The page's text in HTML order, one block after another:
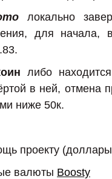
локально
для начала,
либо
в ней, отмена
ниже 50к.
проекту
валюты Boosty